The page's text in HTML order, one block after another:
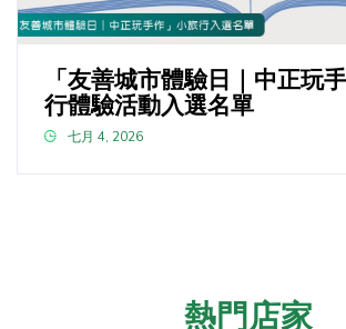
「友善城市體驗日｜中正玩
行體驗活動入選名單
七月 4, 2026
熱門店家